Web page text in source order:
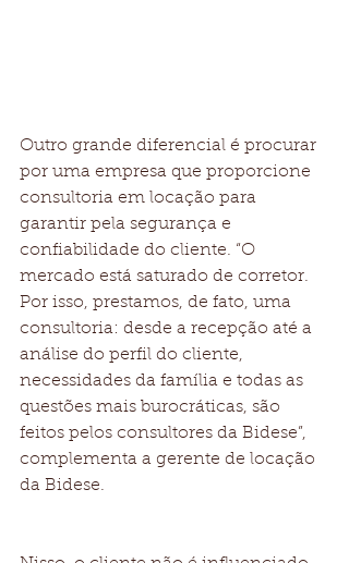
Outro grande diferencial é procurar
por uma empresa que proporcione
consultoria em locação para
garantir pela segurança e
confiabilidade do cliente. “O
mercado está saturado de corretor.
Por isso, prestamos, de fato, uma
consultoria: desde a recepção até a
análise do perfil do cliente,
necessidades da família e todas as
questões mais burocráticas, são
feitos pelos consultores da Bidese”,
complementa a gerente de locação
da Bidese.